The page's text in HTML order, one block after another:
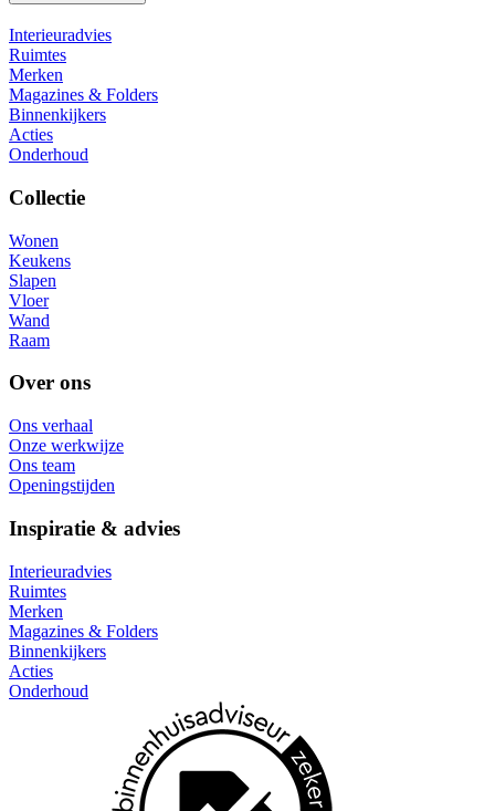
Interieuradvies
Ruimtes
Merken
Magazines & Folders
Binnenkijkers
Acties
Onderhoud
Collectie
Wonen
Keukens
Slapen
Vloer
Wand
Raam
Over ons
Ons verhaal
Onze werkwijze
Ons team
Openingstijden
Inspiratie & advies
Interieuradvies
Ruimtes
Merken
Magazines & Folders
Binnenkijkers
Acties
Onderhoud